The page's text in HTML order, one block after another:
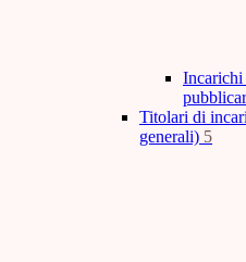
Incarichi
Titolari di
generali) 5